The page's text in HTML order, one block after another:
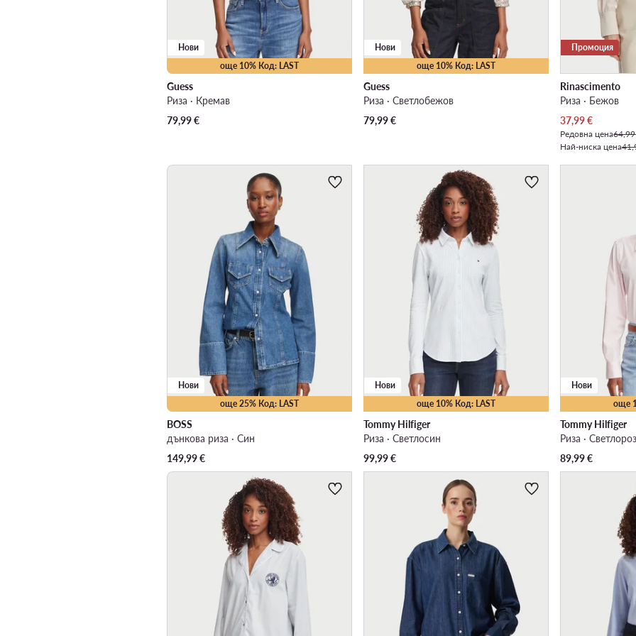
още 10% Код: LAST
Нови
Guess
Риза · Кремав
79,99€
още 10% Код: LAST
Нови
Guess
Риза · Светлобежов
79,99€
Промоция
Rinascimento
Риза · Бежов
Актуална цена
37,99€
Редовна цена
Най-ниска цена
още 25% Код: LAST
Нови
BOSS
дънкова риза · Син
149,99€
още 10% Код: LAST
Нови
Tommy Hilfiger
Риза · Светлосин
99,99€
още
Нови
Tommy Hilfiger
Риза ·
89,99€